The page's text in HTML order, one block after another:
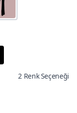
2 Renk Seçeneği